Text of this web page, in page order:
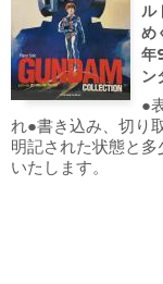
ル
め
年
ン
●
れ●書き込み、切り
明記された状態と
いたします。